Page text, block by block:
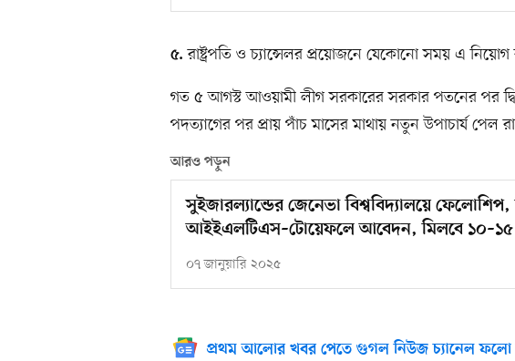
৫. রাষ্ট্রপতি ও চ্যান্সেলর প্রয়োজনে যেকোনো সময় এ
গত ৫ আগস্ট আওয়ামী লীগ সরকারের সরকার পতনের পর
পদত্যাগের পর প্রায় পাঁচ মাসের মাথায় নতুন উপাচার্য পেল
আরও পড়ুন
সুইজারল্যান্ডের জেনেভা বিশ্ববিদ্যালয়ে
আইইএলটিএস–টোয়েফলে আবেদন, মিলবে ১০–১৫
০৭ জানুয়ারি ২০২৫
প্রথম আলোর খবর পেতে গুগল নিউজ চ্যানেল